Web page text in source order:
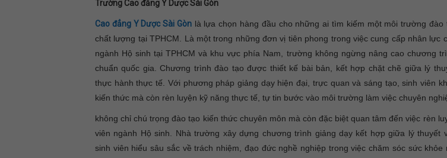
Trường Cao đẳng Y Dược Sài Gòn
Cao đẳng Y Dược Sài Gònlà lựa chọn hàng đầu cho những ai tìm kiếm một môi trường đào
chất lượng tại TPHCM. Là một trong những đơn vị tiên phong trong việc cung cấp nhân lực
ngành Hộ sinh tại TPHCM và khu vực phía Nam, trường không ngừng nâng cao chương
chuẩn quốc gia. Chương trình đào tạo được thiết kế bài bản, kết hợp chặt chẽ giữa lý
thực hành thực tế. Với phương pháp giảng dạy hiện đại, trực quan và sáng tạo, sinh viên
kiến thức mà còn rèn luyện kỹ năng thực tế, tự tin bước vào môi trường làm việc chuyên
không chỉ chú trọng đào tạo kiến thức chuyên môn mà còn đặc biệt quan tâm đến việc rèn
viên ngành Hộ sinh. Nhà trường xây dựng chương trình giảng dạy kết hợp giữa lý thuyết
sinh viên hiểu sâu sắc về trách nhiệm, đạo đức nghề nghiệp trong việc chăm sóc sức